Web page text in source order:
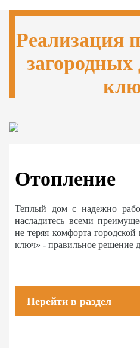
Реализация
Отопление
Теплый дом с надежно
насладитесь всеми
не теряя комфорта
ключ» - правильное решение
Перейти в раздел